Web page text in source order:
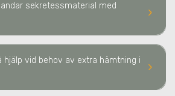
keyboard_arrow_right
sekretessmaterial med
keyboard_arrow_right
hjälp vid behov av extra hämtning i